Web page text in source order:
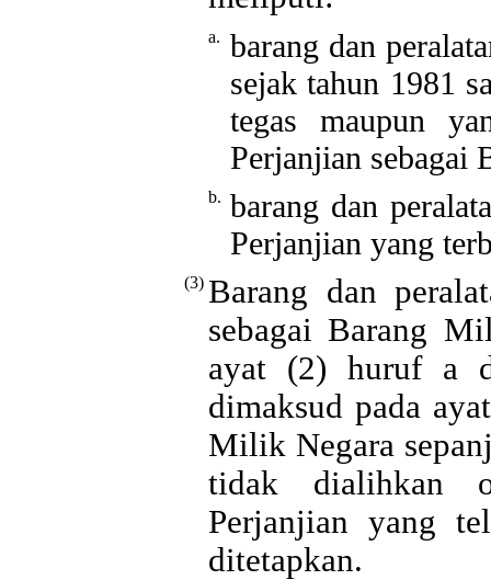
a. barang dan
sejak tahun 1981
tegas maupun
Perjanjian sebagai
b. barang dan
Perjanjian yang
(3) Barang dan
sebagai Barang
ayat (2) huruf a
dimaksud pada
Milik Negara
tidak dialihkan
Perjanjian yang
ditetapkan.